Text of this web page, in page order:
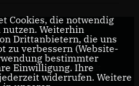
im Rat der Stadt
Informationen rund
der zweitgrößten Stadt
Cookies, die notwendig
nutzen. Weiterhin
Drittanbietern, die uns
zu verbessern (Website-
bestimmter
Einwilligung. Ihre
widerrufen. Weitere